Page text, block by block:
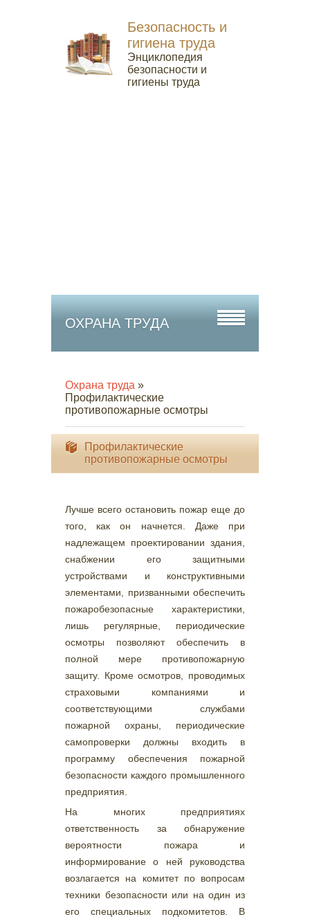
Безопасность и
гигиена труда
Энциклопедия
безопасности и
гигиены труда
ОХРАНА ТРУДА
Охрана труда »
Профилактические
противопожарные осмотры
Профилактические
противопожарные осмотры
Лучше всего остановить пожар еще до
того, как он начнется. Даже при
надлежащем проектировании здания,
снабжении его защитными
устройствами и конструктивными
элементами, призванными обеспечить
пожаробезопасные характеристики,
лишь регулярные, периодические
осмотры позволяют обеспечить в
полной мере противопожарную
защиту. Кроме осмотров, проводимых
страховыми компаниями и
соответствующими службами
пожарной охраны, периодические
самопроверки должны входить в
программу обеспечения пожарной
безопасности каждого промышленного
предприятия.
На многих предприятиях
ответственность за обнаружение
вероятности пожара и
информирование о ней руководства
возлагается на комитет по вопросам
техники безопасности или на один из
его специальных подкомитетов. В